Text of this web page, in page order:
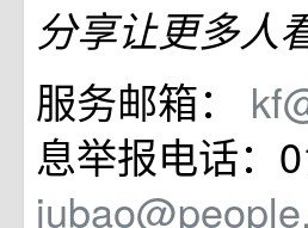
分享让更多人
服务邮箱：
息举报电话